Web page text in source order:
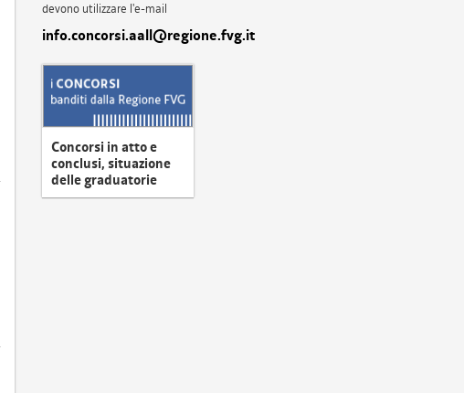
devono utilizzare l'e-mail
info.concorsi.aall@regione.fvg.it
Concorsi in atto e
conclusi, situazione
delle graduatorie